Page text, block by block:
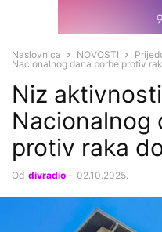
Naslovnica NOVOSTI
Nacionalnog dana borbe protiv
Niz
Nacionalnog
protiv raka
Od divradio - 02.10.2025.